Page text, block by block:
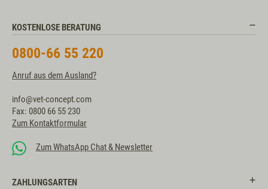
KOSTENLOSE BERATUNG
0800-66 55 220
Anruf aus dem Ausland?
info@vet-concept.com
Fax: 0800 66 55 230
Zum Kontaktformular
Zum WhatsApp Chat & Newsletter
ZAHLUNGSARTEN